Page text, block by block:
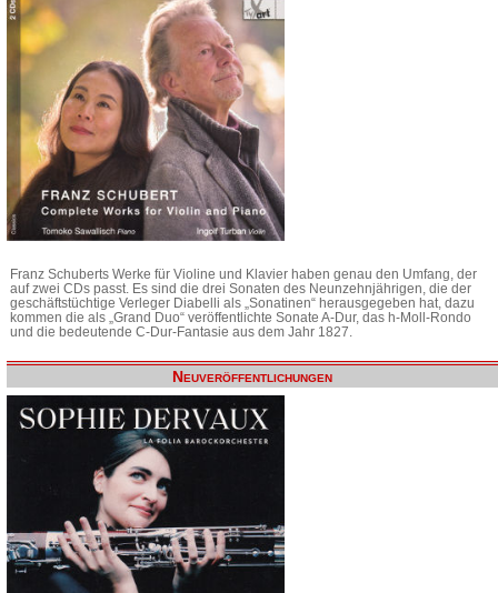
Franz Schuberts Werke für Violine und Klavier haben genau den Umfang, der
auf zwei CDs passt. Es sind die drei Sonaten des Neunzehnjährigen, die der
geschäftstüchtige Verleger Diabelli als „Sonatinen“ herausgegeben hat, dazu
kommen die als „Grand Duo“ veröffentlichte Sonate A-Dur, das h-Moll-Rondo
und die bedeutende C-Dur-Fantasie aus dem Jahr 1827.
Neuveröffentlichungen